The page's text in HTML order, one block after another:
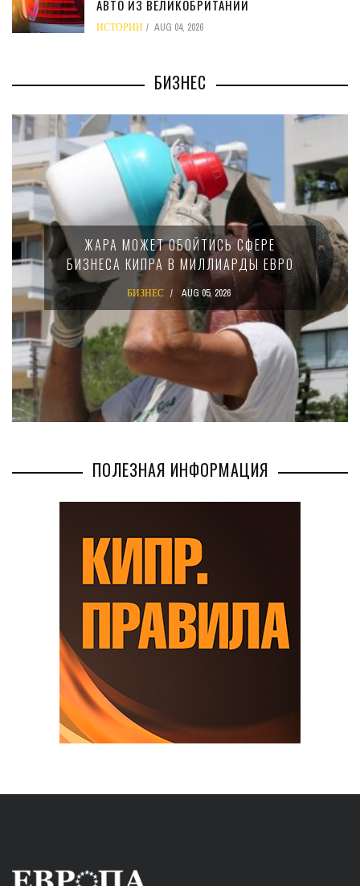
АВТО ИЗ ВЕЛИКОБРИТАНИИ
ИСТОРИИ AUG 04, 2026
БИЗНЕС
ЖАРА МОЖЕТ ОБОЙТИСЬ СФЕРЕ
БИЗНЕСА КИПРА В МИЛЛИАРДЫ ЕВРО
БИЗНЕС AUG 05, 2026
ПОЛЕЗНАЯ ИНФОРМАЦИЯ